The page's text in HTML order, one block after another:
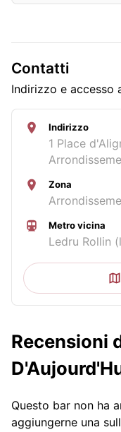
Contatti
Indirizzo e accesso
Indirizzo
1 Place
Zona
Metro vicina
Ledru Rollin
Recensioni
Questo bar non ha
aggiungerne una